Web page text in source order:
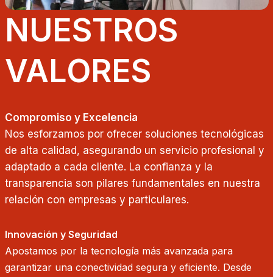
NUESTROS
VALORES
Compromiso y Excelencia
Nos esforzamos por ofrecer soluciones tecnológicas
de alta calidad, asegurando un servicio profesional y
adaptado a cada cliente. La confianza y la
transparencia son pilares fundamentales en nuestra
relación con empresas y particulares.
Innovación y Seguridad
Apostamos por la tecnología más avanzada para
garantizar una conectividad segura y eficiente. Desde